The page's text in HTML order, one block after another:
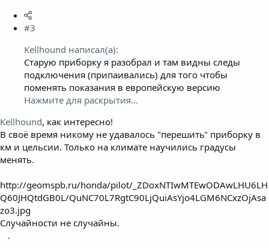
#3
Kellhound написал(а):
Старую приборку я разобрал и там видны следы
подключения (припаивались) для того чтобы
поменять показания в европейскую версию
Нажмите для раскрытия...
Kellhound, как интересно!
В своё время никому не удавалось "перешить" приборку в
км и цельсии. Только на климате научились градусы
менять.
http://geomspb.ru/honda/pilot/_ZDoxNTIwMTEwODAwLHU6LH
Q60JHQtdGB0L/QuNC70L7RgtC90LjQuiAsYjo4LGM6NCxzOjAsa
zo3.jpg
Случайности не случайны.